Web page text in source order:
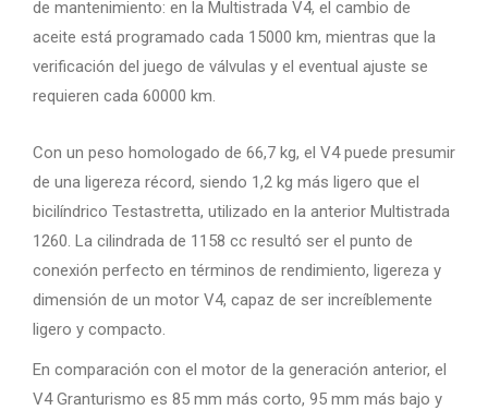
de mantenimiento: en la Multistrada V4, el cambio de
aceite está programado cada 15000 km, mientras que la
verificación del juego de válvulas y el eventual ajuste se
requieren cada 60000 km.
Con un peso homologado de 66,7 kg, el V4 puede presumir
de una ligereza récord, siendo 1,2 kg más ligero que el
bicilíndrico Testastretta, utilizado en la anterior Multistrada
1260. La cilindrada de 1158 cc resultó ser el punto de
conexión perfecto en términos de rendimiento, ligereza y
dimensión de un motor V4, capaz de ser increíblemente
ligero y compacto.
En comparación con el motor de la generación anterior, el
V4 Granturismo es 85 mm más corto, 95 mm más bajo y